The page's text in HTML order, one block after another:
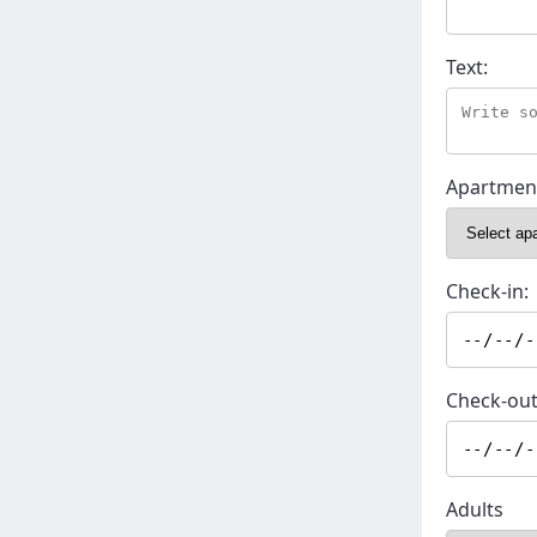
Text:
Check-in:
Check-
Adults